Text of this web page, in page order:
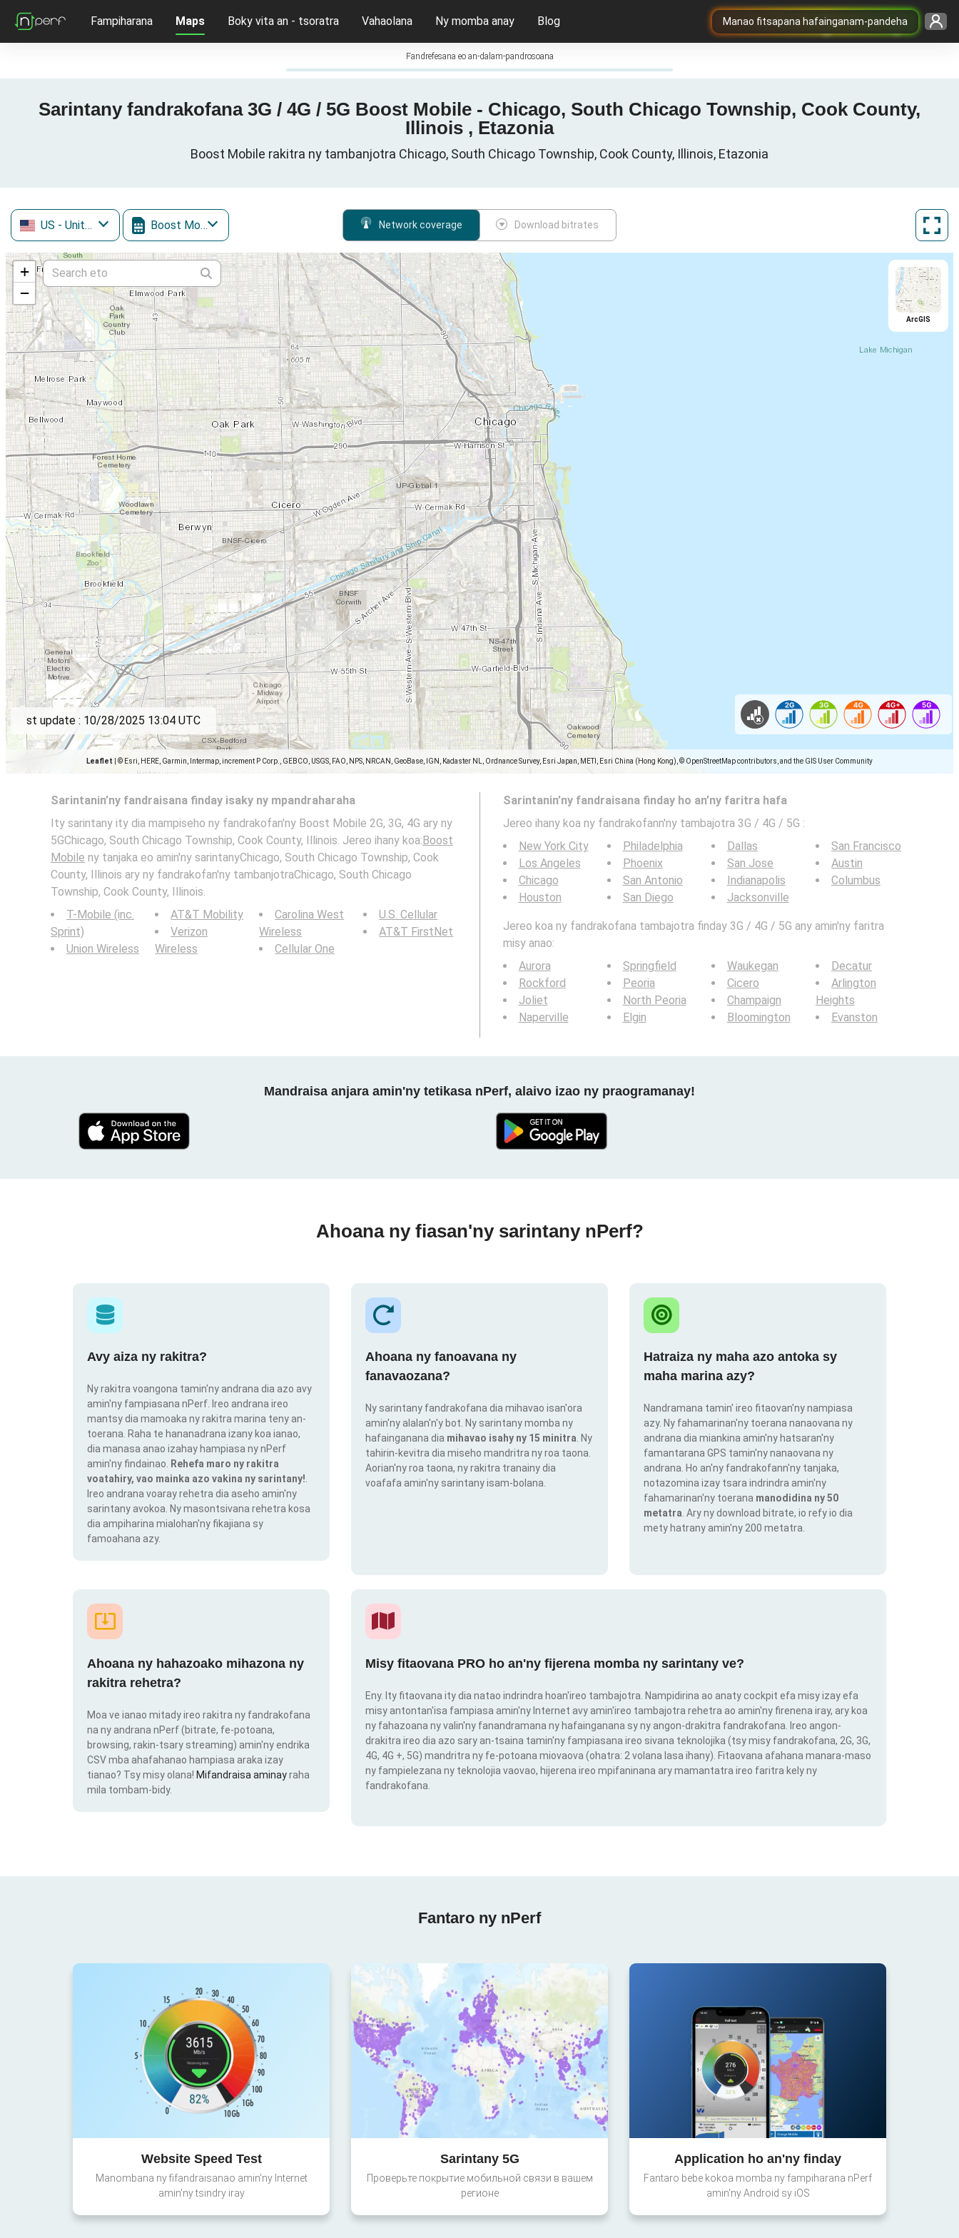
Manao fitsapana hafainganam-pandeha
Fampiharana Maps Boky vita an - tsoratra Vahaolana Ny momba anay Blog
Fandrefesana eo an-dalam-pandrosoana
Sarintany fandrakofana 3G / 4G / 5G Boost Mobile - Chicago, South Chicago Township, Cook County,
Illinois , Etazonia
Boost Mobile rakitra ny tambanjotra Chicago, South Chicago Township, Cook County, Illinois, Etazonia
US - United States Boost Mobile Network coverage Download bitrates
+
−
Leaflet © Esri, HERE, Garmin, Intermap, increment P Corp., GEBCO, USGS, FAO, NPS, NRCAN, GeoBase, IGN, Kadaster NL, Ordnance Survey, Esri Japan, METI, Esri China (Hong Kong), © OpenStreetMap contributors, and the GIS User Community
ArcGIS
st update : 10/28/2025 13:04 UTC
Sarintanin’ny fandraisana finday isaky ny mpandraharaha
Ity sarintany ity dia mampiseho ny fandrakofan'ny Boost Mobile 2G, 3G, 4G ary ny
5GChicago, South Chicago Township, Cook County, Illinois. Jereo ihany koa:Boost
Mobile ny tanjaka eo amin'ny sarintanyChicago, South Chicago Township, Cook
County, Illinois ary ny fandrakofan'ny tambanjotraChicago, South Chicago
Township, Cook County, Illinois.
T-Mobile (inc.
Sprint)
Union Wireless
AT&T Mobility
Verizon
Wireless
Carolina West
Wireless
Cellular One
U.S. Cellular
AT&T FirstNet
Sarintanin’ny fandraisana finday ho an’ny faritra hafa
Jereo ihany koa ny fandrakofann'ny tambajotra 3G / 4G / 5G :
New York City
Los Angeles
Chicago
Houston
Philadelphia
Phoenix
San Antonio
San Diego
Dallas
San Jose
Indianapolis
Jacksonville
San Francisco
Austin
Columbus
Jereo koa ny fandrakofana tambajotra finday 3G / 4G / 5G any amin'ny faritra
misy anao:
Aurora
Rockford
Joliet
Naperville
Springfield
Peoria
North Peoria
Elgin
Waukegan
Cicero
Champaign
Bloomington
Decatur
Arlington
Heights
Evanston
Mandraisa anjara amin'ny tetikasa nPerf, alaivo izao ny praogramanay!
Ahoana ny fiasan'ny sarintany nPerf?
Avy aiza ny rakitra?
Ny rakitra voangona tamin'ny andrana dia azo avy
amin'ny fampiasana nPerf. Ireo andrana ireo
mantsy dia mamoaka ny rakitra marina teny an-
toerana. Raha te hananadrana izany koa ianao,
dia manasa anao izahay hampiasa ny nPerf
amin'ny findainao.
Rehefa maro ny rakitra
voatahiry, vao mainka azo vakina ny sarintany!
Ireo andrana voaray rehetra dia aseho amin'ny
sarintany avokoa. Ny masontsivana rehetra kosa
dia ampiharina mialohan'ny fikajiana sy
famoahana azy.
Ahoana ny fanoavana ny
fanavaozana?
Ny sarintany fandrakofana dia mihavao isan'ora
amin'ny alalan'n'y bot. Ny sarintany momba ny
hafainganana dia mihavao isahy ny 15 minitra . Ny
tahirin-kevitra dia miseho mandritra ny roa taona.
Aorian'ny roa taona, ny rakitra tranainy dia
voafafa amin'ny sarintany isam-bolana.
Hatraiza ny maha azo antoka sy
maha marina azy?
Nandramana tamin' ireo fitaovan'ny nampiasa
azy. Ny fahamarinan'ny toerana nanaovana ny
andrana dia miankina amin'ny hatsaran'ny
famantarana GPS tamin'ny nanaovana ny
andrana. Ho an'ny fandrakofann'ny tanjaka,
notazomina izay tsara indrindra amin'ny
fahamarinan'ny toerana manodidina ny 50
metatra . Ary ny download bitrate, io refy io dia
mety hatrany amin'ny 200 metatra.
Ahoana ny hahazoako mihazona ny
rakitra rehetra?
Moa ve ianao mitady ireo rakitra ny fandrakofana
na ny andrana nPerf (bitrate, fe-potoana,
browsing, rakin-tsary streaming) amin'ny endrika
CSV mba ahafahanao hampiasa araka izay
tianao? Tsy misy olana! Mifandraisa aminayraha
mila tombam-bidy.
Misy fitaovana PRO ho an'ny fijerena momba ny sarintany ve?
Eny. Ity fitaovana ity dia natao indrindra hoan'ireo tambajotra. Nampidirina ao anaty cockpit efa misy izay efa
misy antontan'isa fampiasa amin'ny Internet avy amin'ireo tambajotra rehetra ao amin'ny firenena iray, ary koa
ny fahazoana ny valin'ny fanandramana ny hafainganana sy ny angon-drakitra fandrakofana. Ireo angon-
drakitra ireo dia azo sary an-tsaina tamin'ny fampiasana ireo sivana teknolojika (tsy misy fandrakofana, 2G, 3G,
4G, 4G +, 5G) mandritra ny fe-potoana miovaova (ohatra: 2 volana lasa ihany). Fitaovana afahana manara-maso
ny fampielezana ny teknolojia vaovao, hijerena ireo mpifaninana ary mamantatra ireo faritra kely ny
fandrakofana.
Fantaro ny nPerf
Website Speed Test
Manombana ny fifandraisanao amin'ny Internet
amin'ny tsindry iray
Sarintany 5G
Проверьте покрытие мобильной связи в вашем
регионе
Application ho an'ny finday
Fantaro bebe kokoa momba ny fampiharana nPerf
amin'ny Android sy iOS